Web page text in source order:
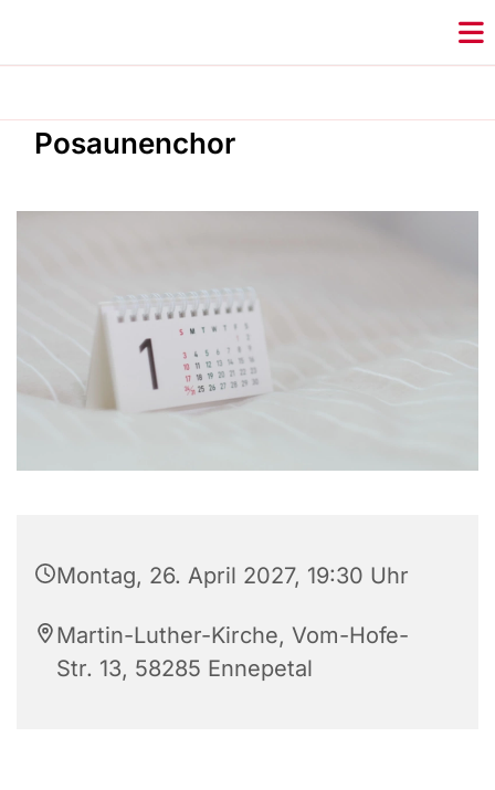
Posaunenchor
Montag, 26. April 2027, 19:30 Uhr
Martin-Luther-Kirche, Vom-Hofe-
Str. 13, 58285 Ennepetal